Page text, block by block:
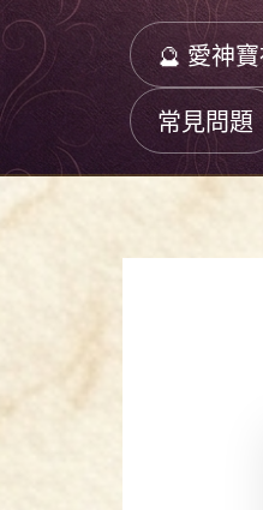
跳
至
主
要
內
容
🔮 愛神
常見問題